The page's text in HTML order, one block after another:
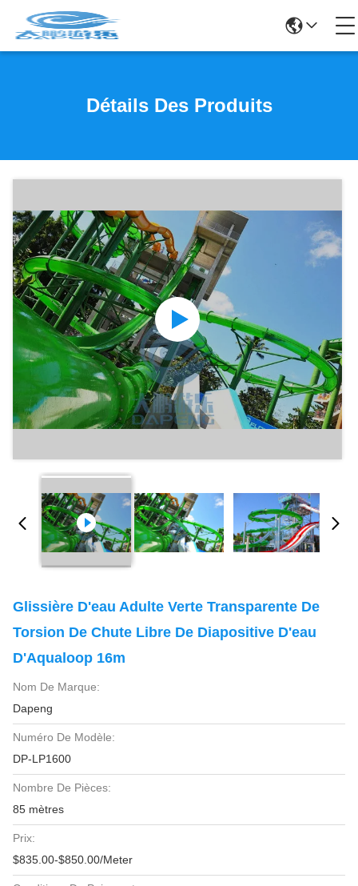
Détails Des Produits
Glissière D'eau Adulte Verte Transparente De
Torsion De Chute Libre De Diapositive D'eau
D'Aqualoop 16m
Nom De Marque:
Dapeng
Numéro De Modèle:
DP-LP1600
Nombre De Pièces:
85 mètres
Prix:
$835.00-$850.00/Meter